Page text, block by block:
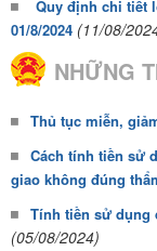
Quy định chi tiết
01/8/2024 (11/08/
NHỮNG
Thủ tục miễn,
Cách tính tiền sử
giao không đúng
Tính tiền sử dụng
(05/08/2024)